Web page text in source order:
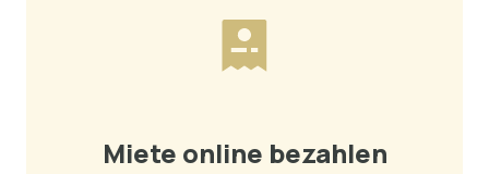
Miete online bezahlen